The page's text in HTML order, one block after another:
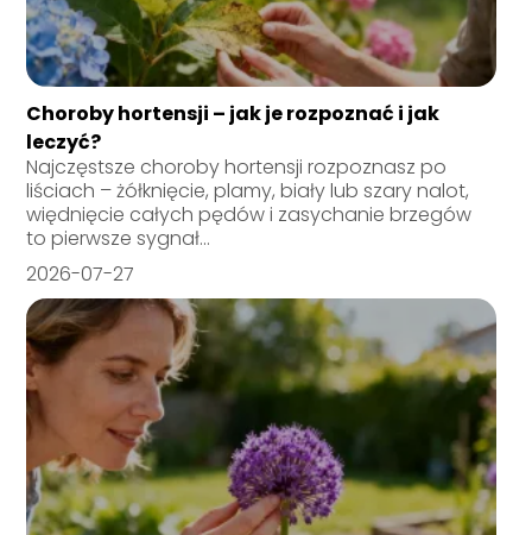
Choroby hortensji – jak je rozpoznać i jak
leczyć?
Najczęstsze choroby hortensji rozpoznasz po
liściach – żółknięcie, plamy, biały lub szary nalot,
więdnięcie całych pędów i zasychanie brzegów
to pierwsze sygnał...
2026-07-27